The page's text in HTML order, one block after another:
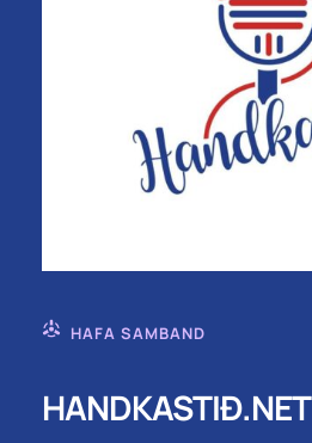
HAFA SAMBAND
HANDKASTIÐ.NET